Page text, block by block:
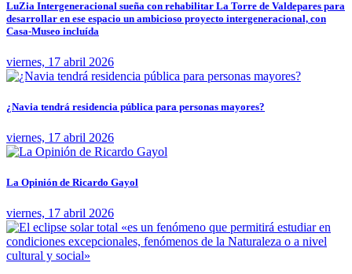
LuZia Intergeneracional sueña con rehabilitar La Torre de Valdepares para
desarrollar en ese espacio un ambicioso proyecto intergeneracional, con
Casa-Museo incluída
viernes, 17 abril 2026
¿Navia tendrá residencia pública para personas mayores?
viernes, 17 abril 2026
La Opinión de Ricardo Gayol
viernes, 17 abril 2026